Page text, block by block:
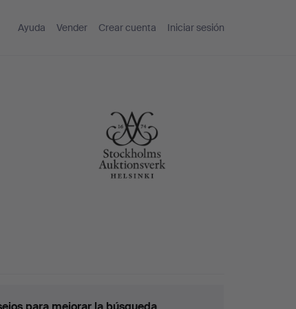
Ayuda Vender Crear cuenta Iniciar sesión